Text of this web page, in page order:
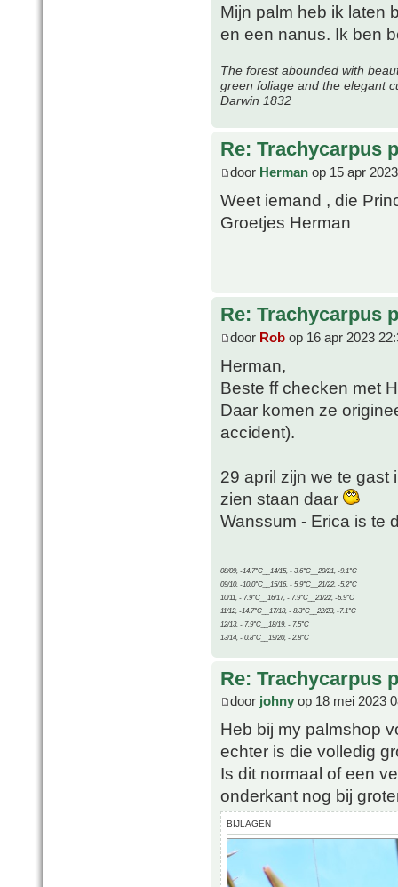
Mijn palm heb ik laten
en een nanus. Ik ben
The forest abounded with
green foliage and the elegant
Darwin 1832
Re: Trachycarpus
door Herman op 15 apr
Weet iemand , die
Groetjes Herman
Re: Trachycarpus
door Rob op 16 apr 2023
Herman,
Beste ff checken met
Daar komen ze
accident).
29 april zijn we te gast
zien staan daar
Wanssum - Erica is te
08/09, -14.7°C__14/15, - 3.6°C__20/21, -9.1°C
09/10, -10.0°C__15/16, - 5.9°C__21/22, -5.2°C
10/11, - 7.9°C__16/17, - 7.9°C__21/22, -6.9°C
11/12, -14.7°C__17/18, - 8.3°C__22/23, -7.1°C
12/13, - 7.9°C__18/19, - 7.5°C
13/14, - 0.8°C__19/20, - 2.8°C
Re: Trachycarpus
door johny op 18 mei 2023
Heb bij my palmshop
echter is die volledig
Is dit normaal of een
onderkant nog bij
BIJLAGEN